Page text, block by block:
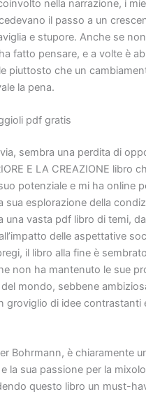
nella narrazione, i
il passo a un
e stupore. Anche se
fatto pensare, e a volte è
piuttosto che un
la pena.
pdf gratis
sembra una perdita di
E LA CREAZIONE libro
potenziale e mi ha online
sua esplorazione della
una vasta pdf libro di temi,
delle aspettative
il libro alla fine è
non ha mantenuto le sue
mondo, sebbene
groviglio di idee contrastanti
Bohrmann, è chiaramente
la sua passione per la
questo libro un must-